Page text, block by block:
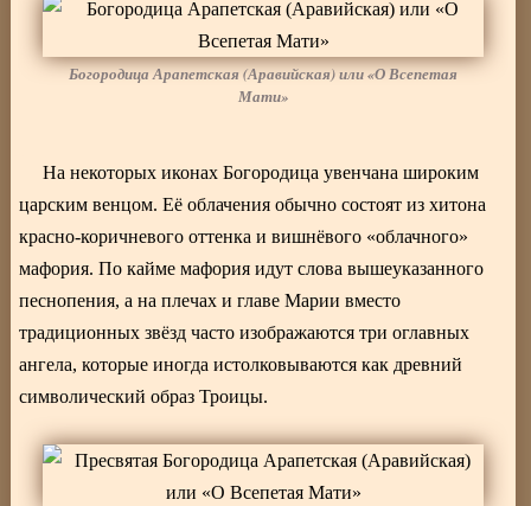
Богородица Арапетская (Аравийская) или «О Всепетая
Мати»
На некоторых иконах Богородица увенчана широким
царским венцом. Её облачения обычно состоят из хитона
красно-коричневого оттенка и вишнёвого «облачного»
мафория. По кайме мафория идут слова вышеуказанного
песнопения, а на плечах и главе Марии вместо
традиционных звёзд часто изображаются три оглавных
ангела, которые иногда истолковываются как древний
символический образ Троицы.